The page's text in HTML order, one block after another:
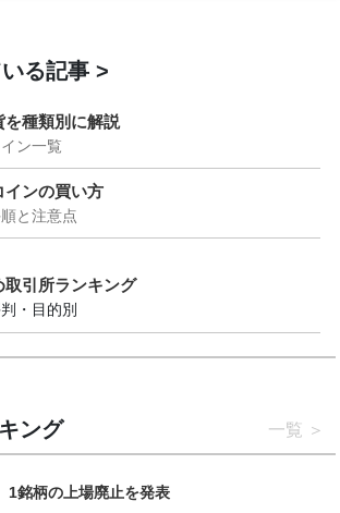
る記事
を種類別に解説
ン一覧
インの買い方
と注意点
取引所ランキング
・目的別
ング 一覧
1銘柄の上場廃止を発表